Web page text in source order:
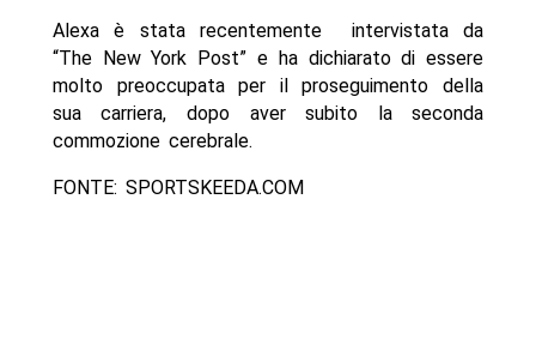
Alexa è stata recentemente intervistata da
“The New York Post” e ha dichiarato di essere
molto preoccupata per il proseguimento della
sua carriera, dopo aver subito la seconda
commozione cerebrale.
FONTE: SPORTSKEEDA.COM